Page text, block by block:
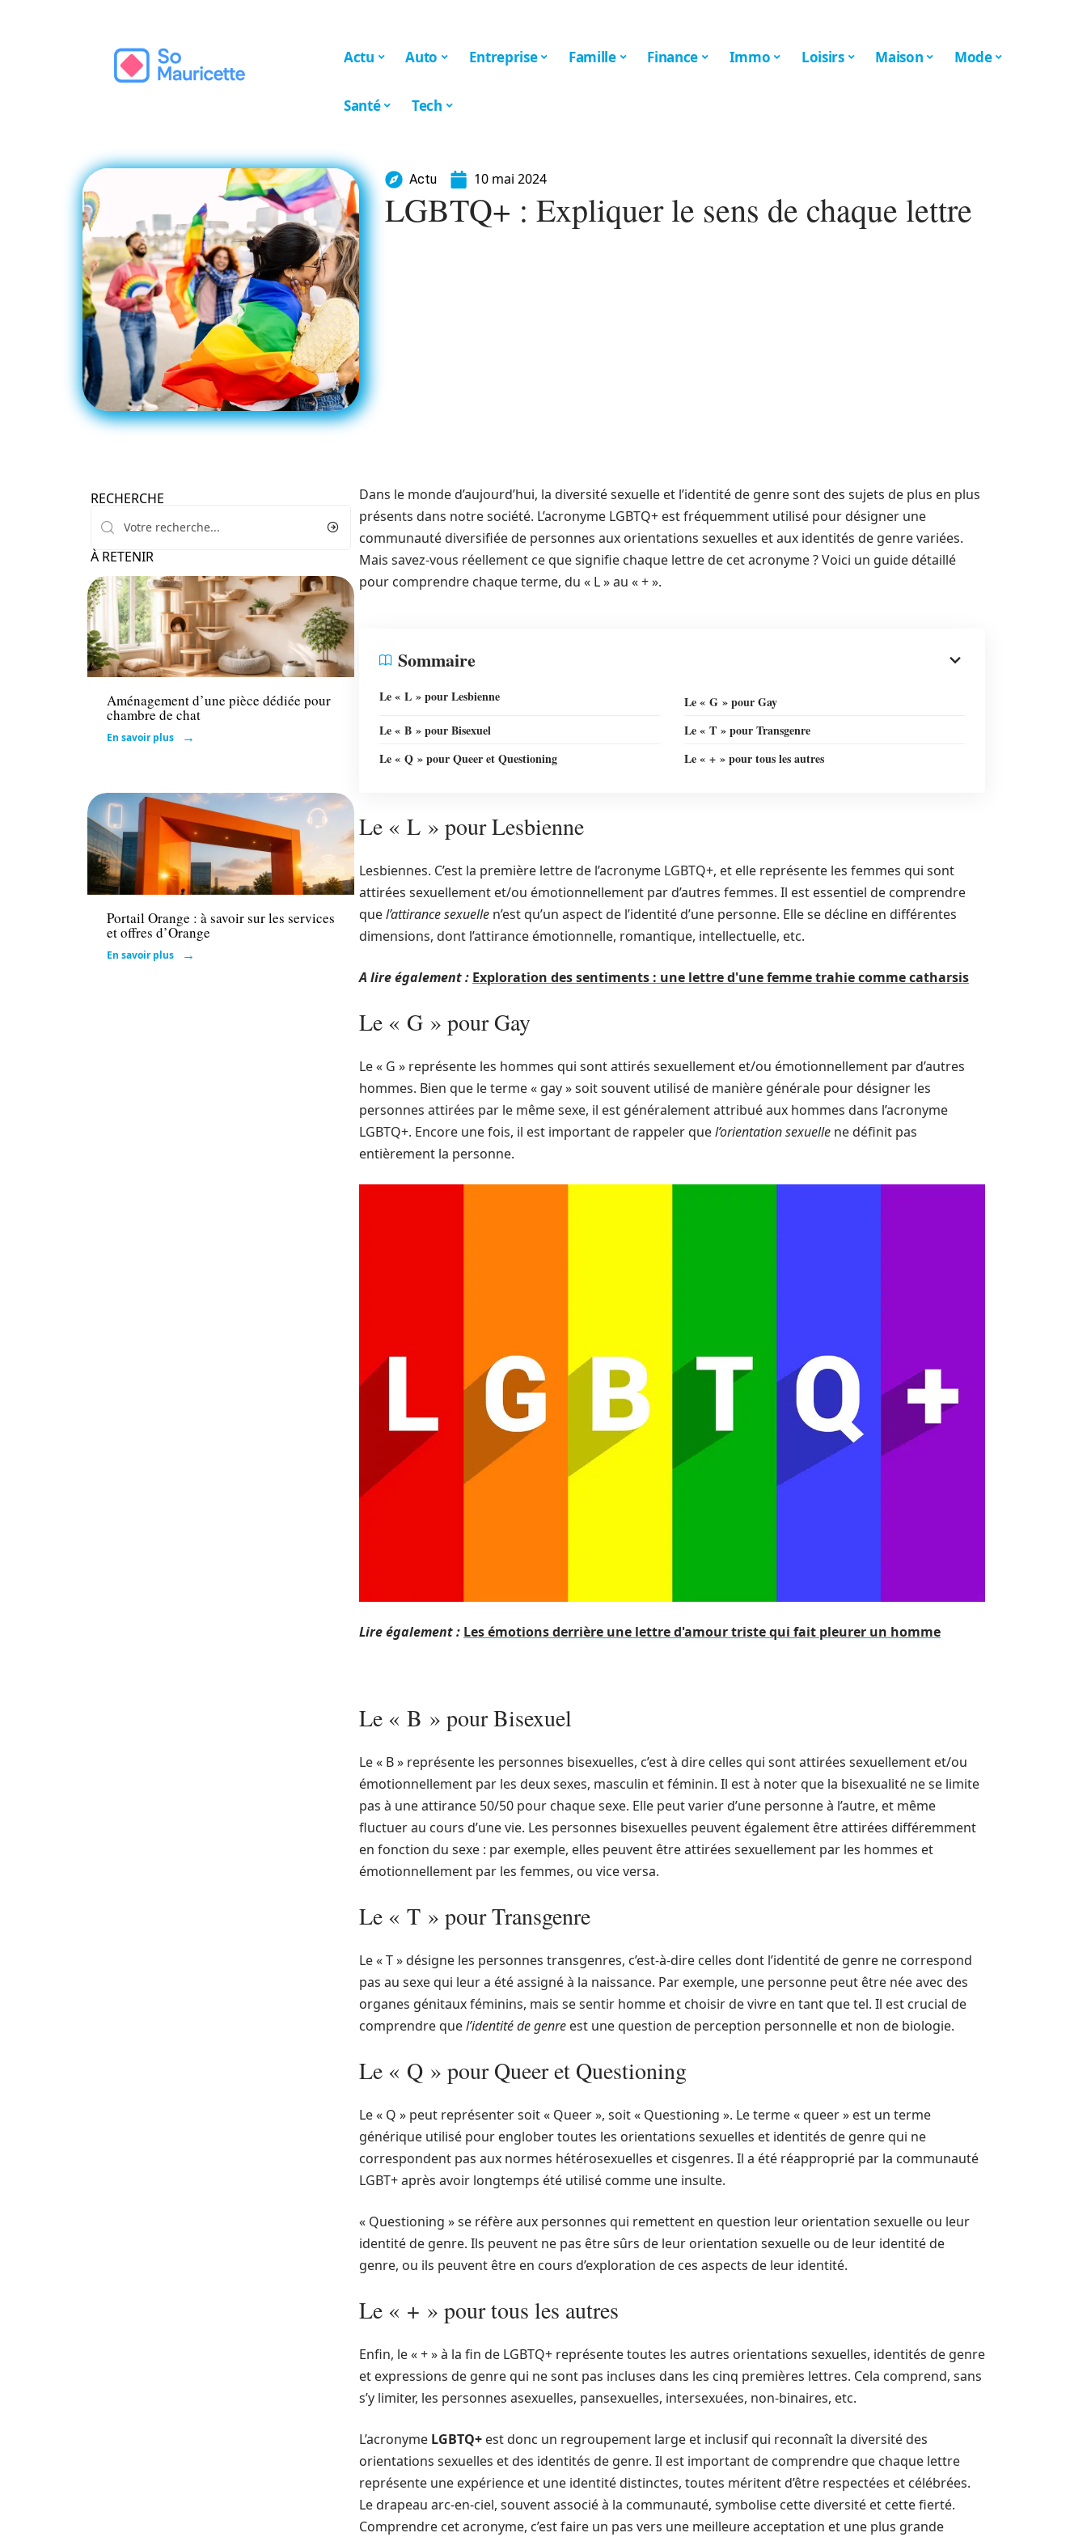
Actu Auto Entreprise Famille Finance Immo Loisirs Maison Mode
Santé Tech
Actu 10 mai 2024
LGBTQ+ : Expliquer le sens de chaque lettre
RECHERCHE
À RETENIR
Actu
Aménagement d’une pièce dédiée pour
chambre de chat
En savoir plus
Tech
Portail Orange : à savoir sur les services
et offres d’Orange
En savoir plus
Dans le monde d’aujourd’hui, la diversité sexuelle et l’identité de genre sont des sujets de plus en plus
présents dans notre société. L’acronyme LGBTQ+ est fréquemment utilisé pour désigner une
communauté diversifiée de personnes aux orientations sexuelles et aux identités de genre variées.
Mais savez-vous réellement ce que signifie chaque lettre de cet acronyme ? Voici un guide détaillé
pour comprendre chaque terme, du « L » au « + ».
Sommaire
Le « L » pour Lesbienne
Le « G » pour Gay
Le « B » pour Bisexuel
Le « T » pour Transgenre
Le « Q » pour Queer et Questioning
Le « + » pour tous les autres
Le « L » pour Lesbienne
Lesbiennes. C’est la première lettre de l’acronyme LGBTQ+, et elle représente les femmes qui sont
attirées sexuellement et/ou émotionnellement par d’autres femmes. Il est essentiel de comprendre
quel’attirance sexuelle n’est qu’un aspect de l’identité d’une personne. Elle se décline en différentes
dimensions, dont l’attirance émotionnelle, romantique, intellectuelle, etc.
A lire également : Exploration des sentiments : une lettre d'une femme trahie comme catharsis
Le « G » pour Gay
Le « G » représente les hommes qui sont attirés sexuellement et/ou émotionnellement par d’autres
hommes. Bien que le terme « gay » soit souvent utilisé de manière générale pour désigner les
personnes attirées par le même sexe, il est généralement attribué aux hommes dans l’acronyme
LGBTQ+. Encore une fois, il est important de rappeler quel’orientation sexuelle ne définit pas
entièrement la personne.
Lire également : Les émotions derrière une lettre d'amour triste qui fait pleurer un homme
Le « B » pour Bisexuel
Le « B » représente les personnes bisexuelles, c’est à dire celles qui sont attirées sexuellement et/ou
émotionnellement par les deux sexes, masculin et féminin. Il est à noter que la bisexualité ne se limite
pas à une attirance 50/50 pour chaque sexe. Elle peut varier d’une personne à l’autre, et même
fluctuer au cours d’une vie. Les personnes bisexuelles peuvent également être attirées différemment
en fonction du sexe : par exemple, elles peuvent être attirées sexuellement par les hommes et
émotionnellement par les femmes, ou vice versa.
Le « T » pour Transgenre
Le « T » désigne les personnes transgenres, c’est-à-dire celles dont l’identité de genre ne correspond
pas au sexe qui leur a été assigné à la naissance. Par exemple, une personne peut être née avec des
organes génitaux féminins, mais se sentir homme et choisir de vivre en tant que tel. Il est crucial de
comprendre quel’identité de genre est une question de perception personnelle et non de biologie.
Le « Q » pour Queer et Questioning
Le « Q » peut représenter soit « Queer », soit « Questioning ». Le terme « queer » est un terme
générique utilisé pour englober toutes les orientations sexuelles et identités de genre qui ne
correspondent pas aux normes hétérosexuelles et cisgenres. Il a été réapproprié par la communauté
LGBT+ après avoir longtemps été utilisé comme une insulte.
« Questioning » se réfère aux personnes qui remettent en question leur orientation sexuelle ou leur
identité de genre. Ils peuvent ne pas être sûrs de leur orientation sexuelle ou de leur identité de
genre, ou ils peuvent être en cours d’exploration de ces aspects de leur identité.
Le « + » pour tous les autres
Enfin, le « + » à la fin de LGBTQ+ représente toutes les autres orientations sexuelles, identités de genre
et expressions de genre qui ne sont pas incluses dans les cinq premières lettres. Cela comprend, sans
s’y limiter, les personnes asexuelles, pansexuelles, intersexuées, non-binaires, etc.
L’acronyme LGBTQ+ est donc un regroupement large et inclusif qui reconnaît la diversité des
orientations sexuelles et des identités de genre. Il est important de comprendre que chaque lettre
représente une expérience et une identité distinctes, toutes méritent d’être respectées et célébrées.
Le drapeau arc-en-ciel, souvent associé à la communauté, symbolise cette diversité et cette fierté.
Comprendre cet acronyme, c’est faire un pas vers une meilleure acceptation et une plus grande